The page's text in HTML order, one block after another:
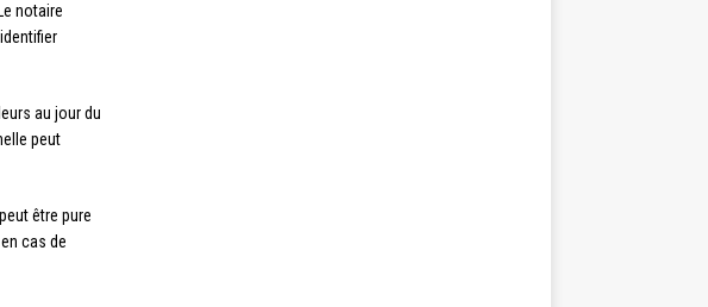
notaire
au jour du
peut
être pure
cas de